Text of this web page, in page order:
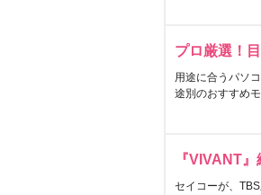
プロ厳選！
用途に合うパソ
途別のおすすめ
『VIVANT
セイコーが、